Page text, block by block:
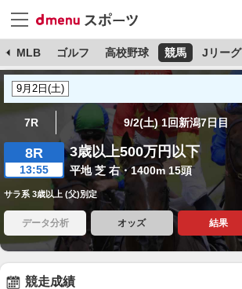
MLB ゴルフ 高校野球 競馬 Jリーグ
7R 9/2(土) 1回新潟7日目
8R
13:55
3歳以上500万円以下
平地 芝 右・1400m 15頭
サラ系 3歳以上 (父)別定
データ分析 オッズ 結果
競走成績